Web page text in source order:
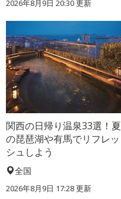
2026年8月9日 20:30更新
関西の日帰り温泉33選！夏
の琵琶湖や有馬でリフレッ
シュしよう
全国
2026年8月9日 17:28更新